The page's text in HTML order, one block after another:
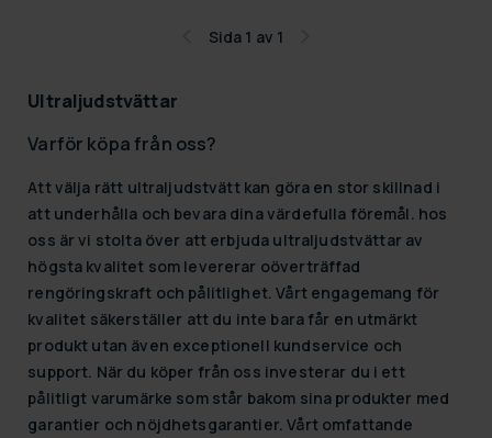
Sida 1 av 1
Ultraljudstvättar
Varför köpa från oss?
Att välja rätt ultraljudstvätt kan göra en stor skillnad i
att underhålla och bevara dina värdefulla föremål. hos
oss är vi stolta över att erbjuda ultraljudstvättar av
högsta kvalitet som levererar oöverträffad
rengöringskraft och pålitlighet. Vårt engagemang för
kvalitet säkerställer att du inte bara får en utmärkt
produkt utan även exceptionell kundservice och
support. När du köper från oss investerar du i ett
pålitligt varumärke som står bakom sina produkter med
garantier och nöjdhetsgarantier. Vårt omfattande